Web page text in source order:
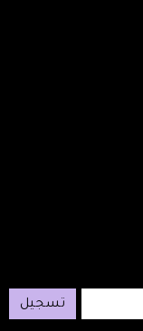
تسجيل